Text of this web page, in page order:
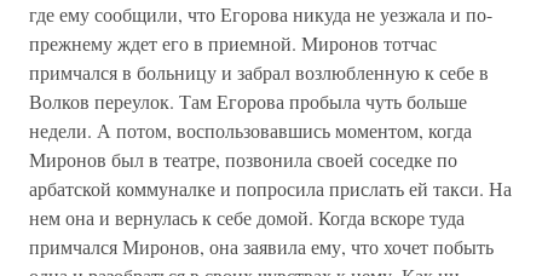
где ему сообщили, что Егорова никуда не уезжала и по-
прежнему ждет его в приемной. Миронов тотчас
примчался в больницу и забрал возлюбленную к себе в
Волков переулок. Там Егорова пробыла чуть больше
недели. А потом, воспользовавшись моментом, когда
Миронов был в театре, позвонила своей соседке по
арбатской коммуналке и попросила прислать ей такси. На
нем она и вернулась к себе домой. Когда вскоре туда
примчался Миронов, она заявила ему, что хочет побыть